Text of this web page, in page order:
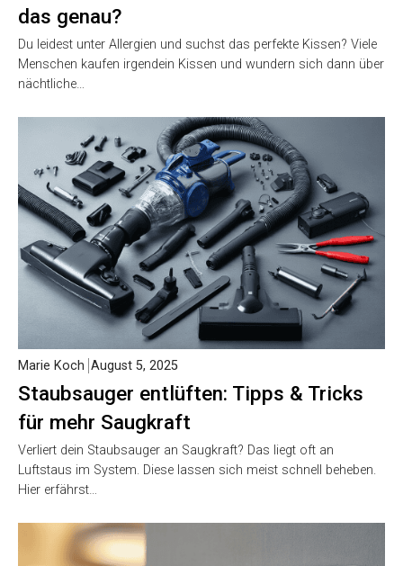
das genau?
Du leidest unter Allergien und suchst das perfekte Kissen? Viele
Menschen kaufen irgendein Kissen und wundern sich dann über
nächtliche…
Staubsauger entlüften: Tipps & Tricks
für mehr Saugkraft
Marie Koch August 5, 2025
Verliert dein Staubsauger an Saugkraft? Das liegt oft an
Luftstaus im System. Diese lassen sich meist schnell beheben.
Hier erfährst…